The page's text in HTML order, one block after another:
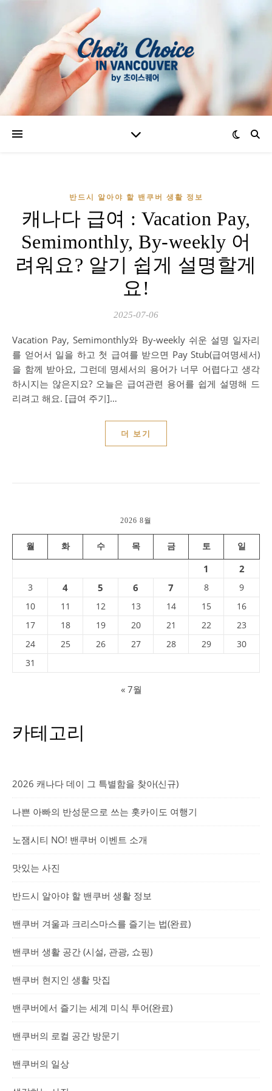
반드시 알아야 할 밴쿠버 생활 정보
캐나다 급여 : Vacation Pay,
Semimonthly, By-weekly 어
려워요? 알기 쉽게 설명할게
요!
2025-07-06
Vacation Pay, Semimonthly와 By-weekly 쉬운 설명 일자리
를 얻어서 일을 하고 첫 급여를 받으면 Pay Stub(급여명세서)
을 함께 받아요, 그런데 명세서의 용어가 너무 어렵다고 생각
하시지는 않은지요? 오늘은 급여관련 용어를 쉽게 설명해 드
리려고 해요. [급여 주기]…
더 보기
2026 8월
월 화 수 목 금 토 일
1 2
3 4 5 6 7 8
9
10
11 12 13 14 15
16
17
18 19 20 21 22
23
24
25 26 27 28 29
30
31
« 7월
카테고리
2026 캐나다 데이 그 특별함을 찾아(신규)
나쁜 아빠의 반성문으로 쓰는 홋카이도 여행기
노잼시티 NO! 밴쿠버 이벤트 소개
맛있는 사진
반드시 알아야 할 밴쿠버 생활 정보
밴쿠버 겨울과 크리스마스를 즐기는 법(완료)
밴쿠버 생활 공간 (시설, 관광, 쇼핑)
밴쿠버 현지인 생활 맛집
밴쿠버에서 즐기는 세계 미식 투어(완료)
밴쿠버의 로컬 공간 방문기
밴쿠버의 일상